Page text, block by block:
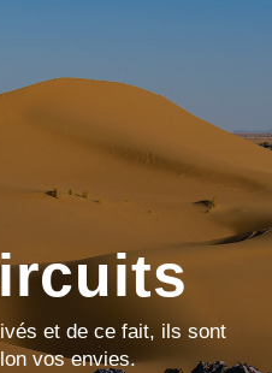
et de ce fait, ils sont
vos envies.